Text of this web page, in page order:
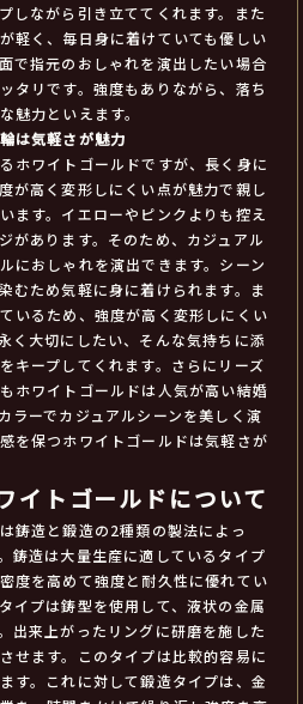
しながら引き立ててくれます。また
軽く、毎日身に着けていても優しい
で指元のおしゃれを演出したい場合
タリです。強度もありながら、落ち
魅力といえます。
は気軽さが魅力
ホワイトゴールドですが、長く身に
が高く変形しにくい点が魅力で親し
ます。イエローやピンクよりも控え
があります。そのため、カジュアル
におしゃれを演出できます。シーン
むため気軽に身に着けられます。ま
いるため、強度が高く変形しにくい
く大切にしたい、そんな気持ちに添
キープしてくれます。さらにリーズ
ホワイトゴールドは人気が高い結婚
ラーでカジュアルシーンを美しく演
を保つホワイトゴールドは気軽さが
イトゴールドについて
鋳造と鍛造の2種類の製法によっ
鋳造は大量生産に適しているタイプ
度を高めて強度と耐久性に優れてい
イプは鋳型を使用して、液状の金属
出来上がったリングに研磨を施した
せます。このタイプは比較的容易に
す。これに対して鍛造タイプは、金